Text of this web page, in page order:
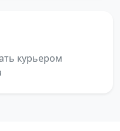
курьером